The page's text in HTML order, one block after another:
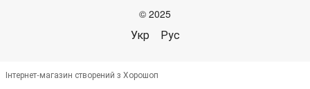
© 2025
Укр Рус
Інтернет-магазин створений з Хорошоп